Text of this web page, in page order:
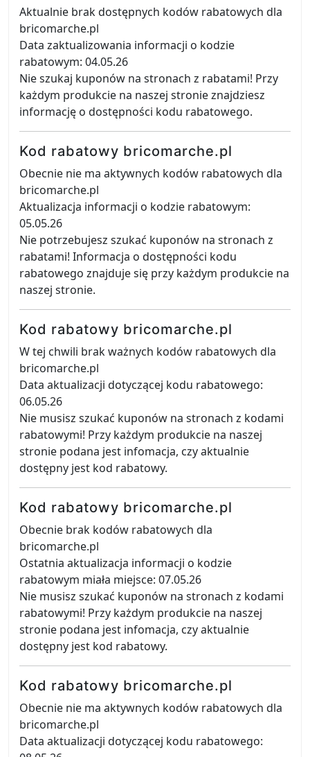
Aktualnie brak dostępnych kodów rabatowych dla
bricomarche.pl
Data zaktualizowania informacji o kodzie
rabatowym: 04.05.26
Nie szukaj kuponów na stronach z rabatami! Przy
każdym produkcie na naszej stronie znajdziesz
informację o dostępności kodu rabatowego.
Kod rabatowy bricomarche.pl
Obecnie nie ma aktywnych kodów rabatowych dla
bricomarche.pl
Aktualizacja informacji o kodzie rabatowym:
05.05.26
Nie potrzebujesz szukać kuponów na stronach z
rabatami! Informacja o dostępności kodu
rabatowego znajduje się przy każdym produkcie na
naszej stronie.
Kod rabatowy bricomarche.pl
W tej chwili brak ważnych kodów rabatowych dla
bricomarche.pl
Data aktualizacji dotyczącej kodu rabatowego:
06.05.26
Nie musisz szukać kuponów na stronach z kodami
rabatowymi! Przy każdym produkcie na naszej
stronie podana jest infomacja, czy aktualnie
dostępny jest kod rabatowy.
Kod rabatowy bricomarche.pl
Obecnie brak kodów rabatowych dla
bricomarche.pl
Ostatnia aktualizacja informacji o kodzie
rabatowym miała miejsce: 07.05.26
Nie musisz szukać kuponów na stronach z kodami
rabatowymi! Przy każdym produkcie na naszej
stronie podana jest infomacja, czy aktualnie
dostępny jest kod rabatowy.
Kod rabatowy bricomarche.pl
Obecnie nie ma aktywnych kodów rabatowych dla
bricomarche.pl
Data aktualizacji dotyczącej kodu rabatowego: